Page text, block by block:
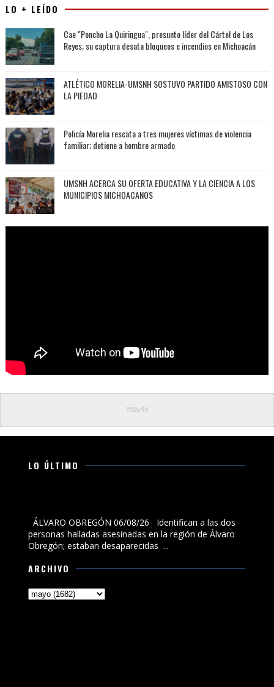
LO + LEÍDO
Cae "Poncho La Quiringua", presunto líder del Cártel de Los
Reyes; su captura desata bloqueos e incendios en Michoacán
ATLÉTICO MORELIA-UMSNH SOSTUVO PARTIDO AMISTOSO CON
LA PIEDAD
Policía Morelia rescata a tres mujeres víctimas de violencia
familiar; detiene a hombre armado
UMSNH ACERCA SU OFERTA EDUCATIVA Y LA CIENCIA A LOS
MUNICIPIOS MICHOACANOS
LO ÚLTIMO
ÁLVARO OBREGÓN 06/08/26 Identifican a las dos
personas halladas asesinadas en la región de Álvaro
Obregón; estaban desaparecidas ...
ARCHIVO